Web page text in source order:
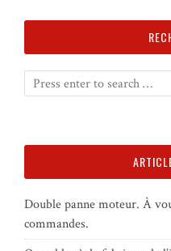
Double panne moteur. À
commandes.